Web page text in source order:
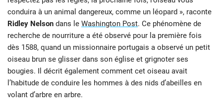
conduira à un animal dangereux, comme un léopard », raconte
Ridley Nelson dans le Washington Post. Ce phénomène de
recherche de nourriture a été observé pour la première fois
dès 1588, quand un missionnaire portugais a observé un petit
oiseau brun se glisser dans son église et grignoter ses
bougies. Il décrit également comment cet oiseau avait
l’habitude de conduire les hommes à des nids d’abeilles en
volant d’arbre en arbre.